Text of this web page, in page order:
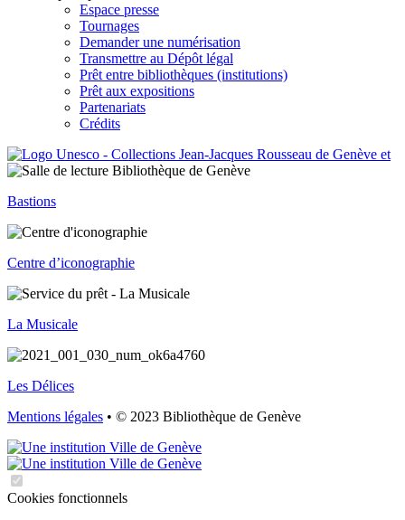
Espace presse
Tournages
Demander une numérisation
Transmettre au Dépôt légal
Prêt entre bibliothèques (institutions)
Prêt aux expositions
Partenariats
Crédits
Bastions
Centre d’iconographie
La Musicale
Les Délices
Mentions légales • © 2023 Bibliothèque de Genève
Cookies fonctionnels